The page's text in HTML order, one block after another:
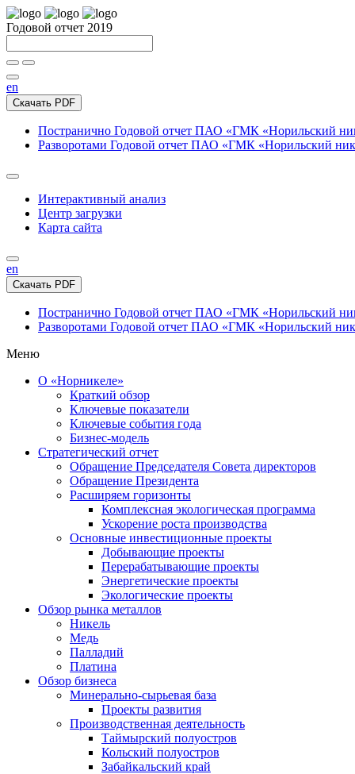
Годовой отчет 2019
en
Скачать PDF
Постранично Годовой отчет ПАО «ГМК «Норильский
Разворотами Годовой отчет ПАО «ГМК «Норильский
Интерактивный анализ
Центр загрузки
Карта сайта
en
Скачать PDF
Постранично Годовой отчет ПАО «ГМК «Норильский
Разворотами Годовой отчет ПАО «ГМК «Норильский
Меню
О «Норникеле»
Краткий обзор
Ключевые показатели
Ключевые события года
Бизнес-модель
Стратегический отчет
Обращение Председателя Совета директоров
Обращение Президента
Расширяем горизонты
Комплексная экологическая программа
Ускорение роста производства
Основные инвестиционные проекты
Добывающие проекты
Перерабатывающие проекты
Энергетические проекты
Экологические проекты
Обзор рынка металлов
Никель
Медь
Палладий
Платина
Обзор бизнеса
Минерально-сырьевая база
Проекты развития
Производственная деятельность
Таймырский полуостров
Кольский полуостров
Забайкальский край